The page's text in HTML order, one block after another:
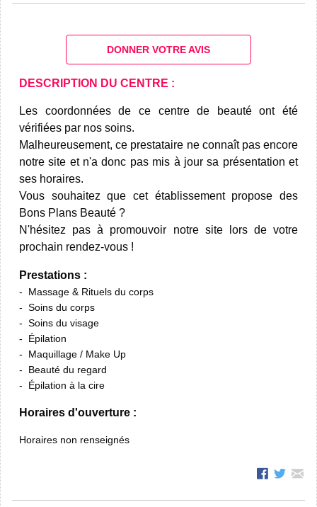
DONNER VOTRE AVIS
DESCRIPTION DU CENTRE :
Les coordonnées de ce centre de beauté ont été
vérifiées par nos soins.
Malheureusement, ce prestataire ne connaît pas encore
notre site et n'a donc pas mis à jour sa présentation et
ses horaires.
Vous souhaitez que cet établissement propose des
Bons Plans Beauté ?
N'hésitez pas à promouvoir notre site lors de votre
prochain rendez-vous !
Prestations :
Massage & Rituels du corps
Soins du corps
Soins du visage
Épilation
Maquillage / Make Up
Beauté du regard
Épilation à la cire
Horaires d'ouverture :
Horaires non renseignés